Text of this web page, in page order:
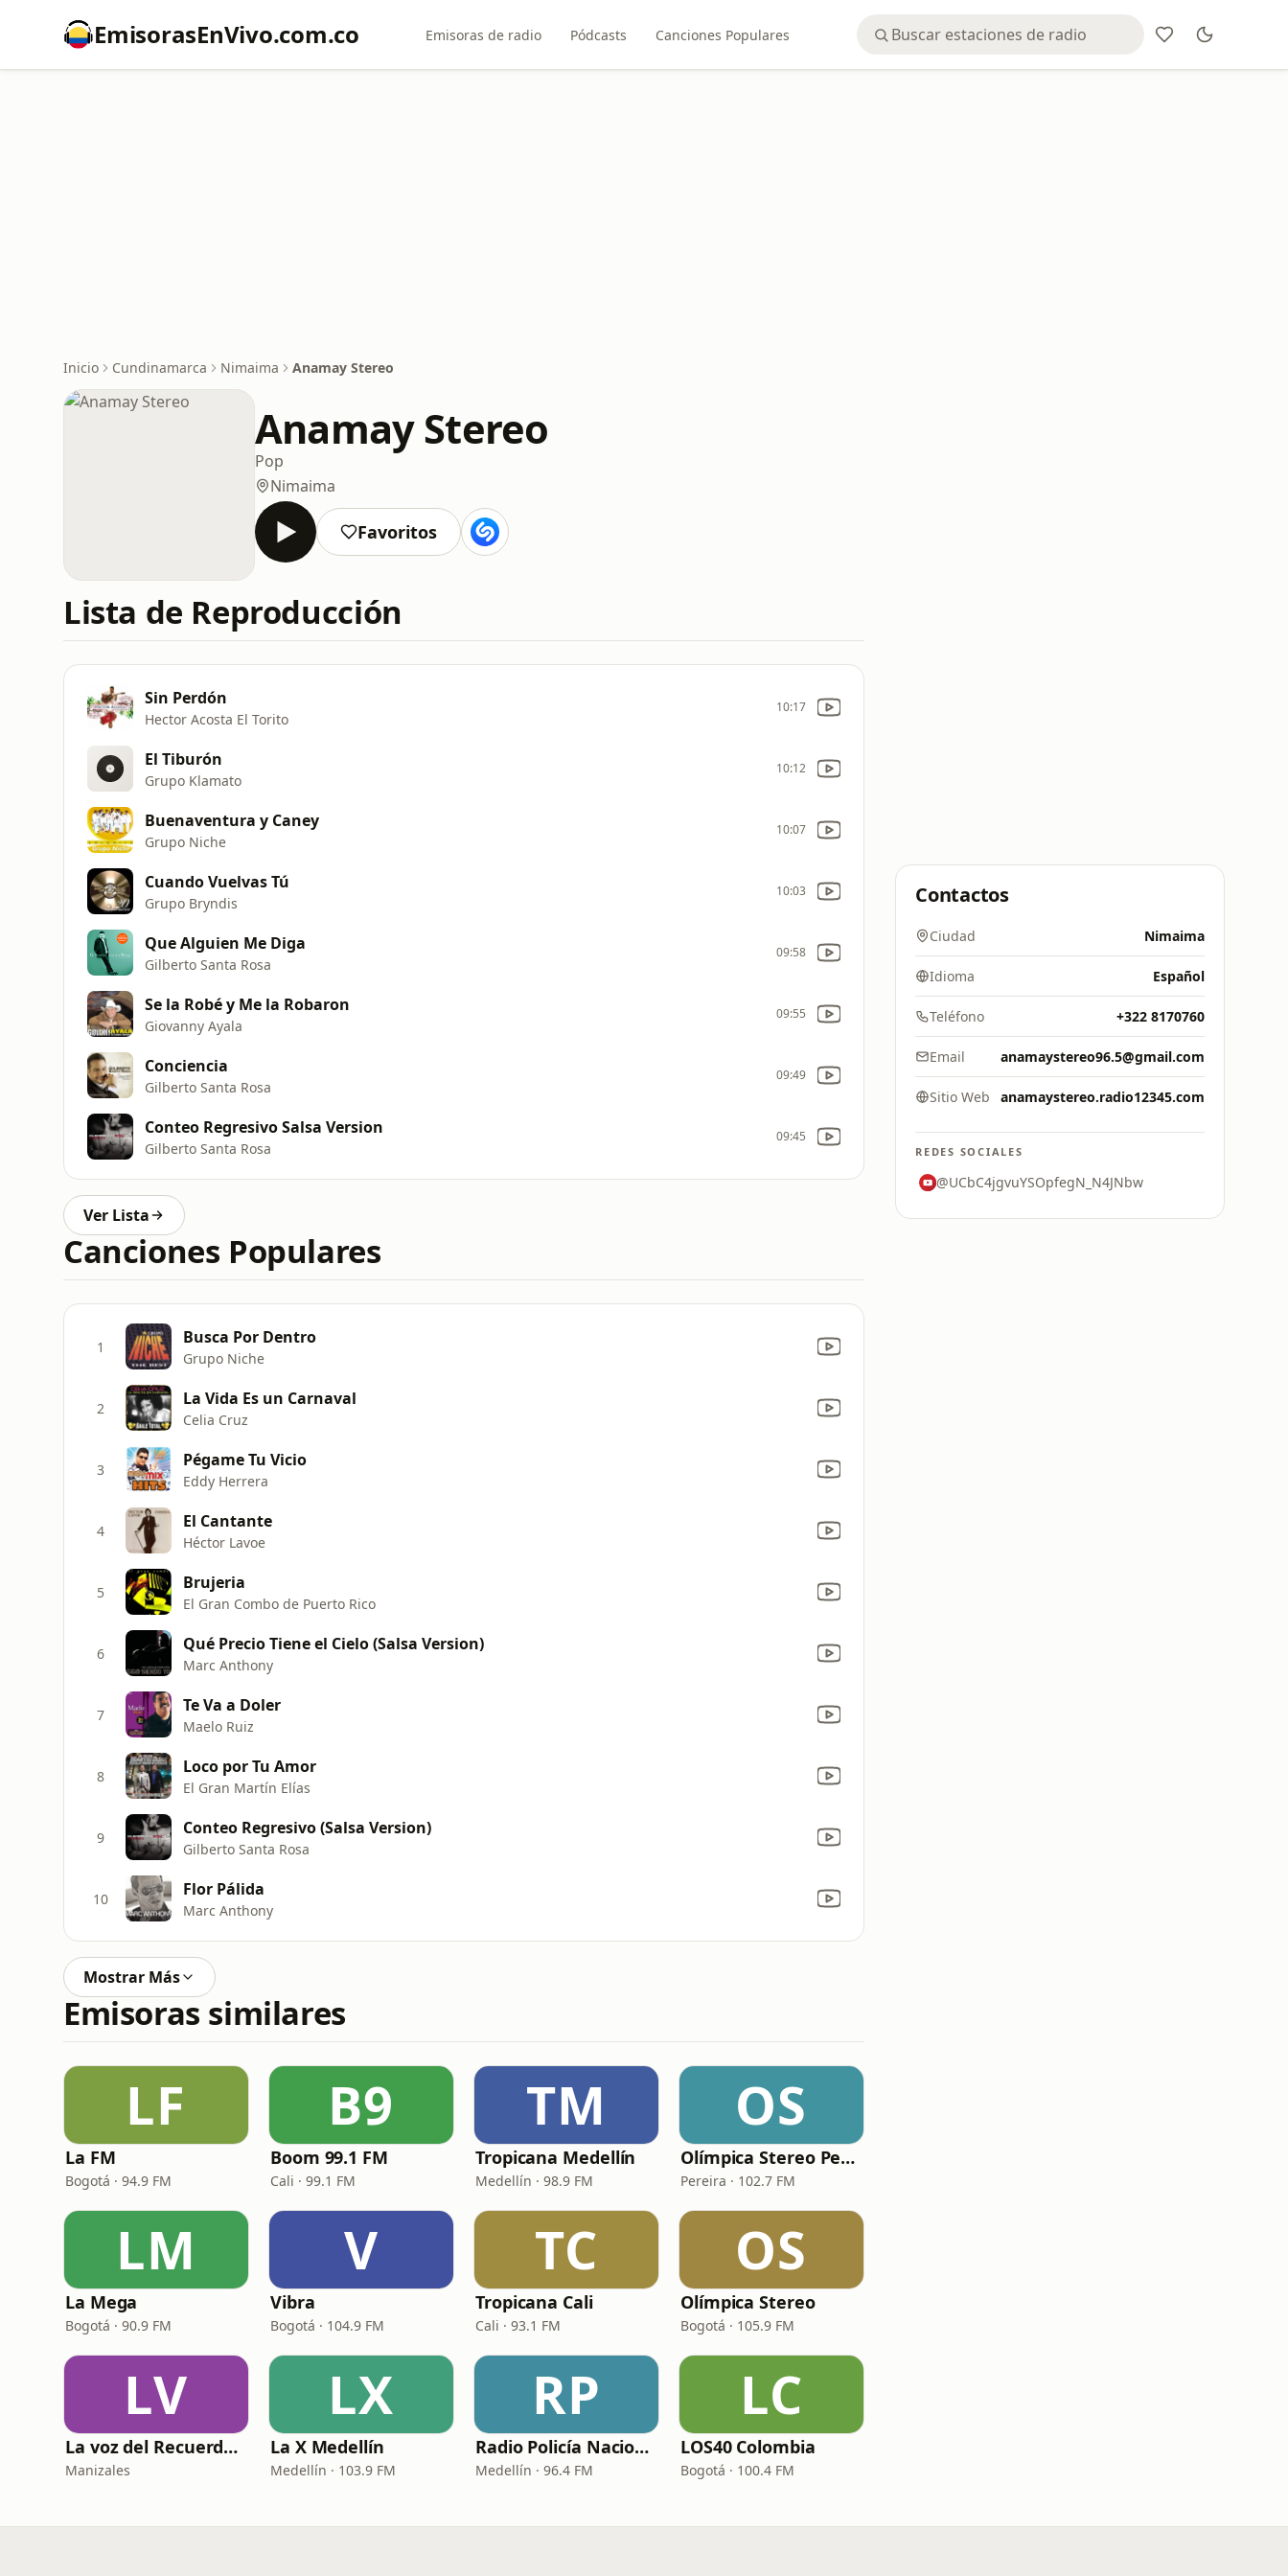
EmisorasEnVivo.com.co Emisoras de radio Pódcasts Canciones Populares
Inicio Cundinamarca Nimaima Anamay Stereo
Anamay Stereo
Pop
Nimaima
Favoritos
Lista de Reproducción
Sin Perdón
Hector Acosta El Torito
10:17
El Tiburón
Grupo Klamato
10:12
Buenaventura y Caney
Grupo Niche
10:07
Cuando Vuelvas Tú
Grupo Bryndis
10:03
Que Alguien Me Diga
Gilberto Santa Rosa
09:58
Se la Robé y Me la Robaron
Giovanny Ayala
09:55
Conciencia
Gilberto Santa Rosa
09:49
Conteo Regresivo Salsa Version
Gilberto Santa Rosa
09:45
Ver Lista
Canciones Populares
1 Busca Por Dentro
Grupo Niche
2 La Vida Es un Carnaval
Celia Cruz
3 Pégame Tu Vicio
Eddy Herrera
4 El Cantante
Héctor Lavoe
5 Brujeria
El Gran Combo de Puerto Rico
6 Qué Precio Tiene el Cielo (Salsa Version)
Marc Anthony
7 Te Va a Doler
Maelo Ruiz
8 Loco por Tu Amor
El Gran Martín Elías
9 Conteo Regresivo (Salsa Version)
Gilberto Santa Rosa
10 Flor Pálida
Marc Anthony
Mostrar Más
Emisoras similares
LF
La FM
Bogotá · 94.9 FM
B9
Boom 99.1 FM
Cali · 99.1 FM
TM
Tropicana Medellín
Medellín · 98.9 FM
OS
Olímpica Stereo Pereira
Pereira · 102.7 FM
LM
La Mega
Bogotá · 90.9 FM
V
Vibra
Bogotá · 104.9 FM
TC
Tropicana Cali
Cali · 93.1 FM
OS
Olímpica Stereo
Bogotá · 105.9 FM
LV
La voz del Recuerdo Manizales
Manizales
LX
La X Medellín
Medellín · 103.9 FM
RP
Radio Policía Nacional - Medellín
Medellín · 96.4 FM
LC
LOS40 Colombia
Bogotá · 100.4 FM
Contactos
Ciudad Nimaima
Idioma Español
Teléfono +322 8170760
Email anamaystereo96.5@gmail.com
Sitio Web anamaystereo.radio12345.com
REDES SOCIALES
@UCbC4jgvuYSOpfegN_N4JNbw